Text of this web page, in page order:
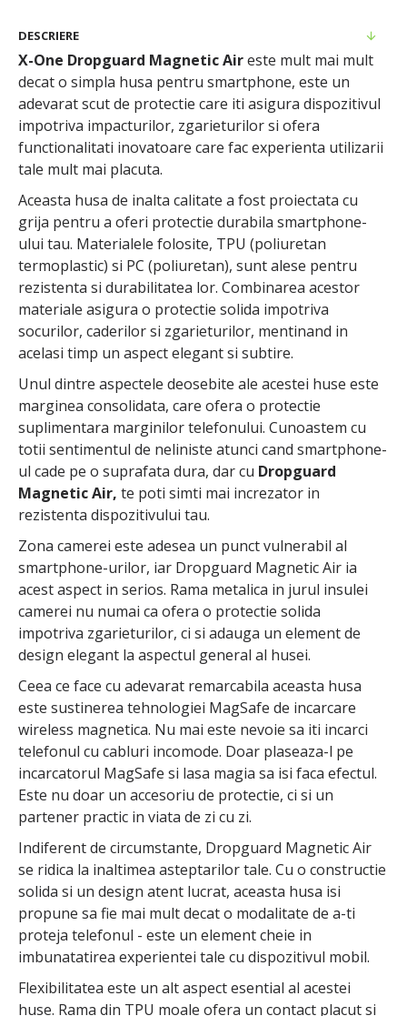
DESCRIERE
X-One Dropguard Magnetic Aireste mult mai mult
decat o simpla husa pentru smartphone, este un
adevarat scut de protectie care iti asigura dispozitivul
impotriva impacturilor, zgarieturilor si ofera
functionalitati inovatoare care fac experienta utilizarii
tale mult mai placuta.
Aceasta husa de inalta calitate a fost proiectata cu
grija pentru a oferi protectie durabila smartphone-
ului tau. Materialele folosite, TPU (poliuretan
termoplastic) si PC (poliuretan), sunt alese pentru
rezistenta si durabilitatea lor. Combinarea acestor
materiale asigura o protectie solida impotriva
socurilor, caderilor si zgarieturilor, mentinand in
acelasi timp un aspect elegant si subtire.
Unul dintre aspectele deosebite ale acestei huse este
marginea consolidata, care ofera o protectie
suplimentara marginilor telefonului. Cunoastem cu
totii sentimentul de neliniste atunci cand smartphone-
ul cade pe o suprafata dura, dar cu Dropguard
Magnetic Air, te poti simti mai increzator in
rezistenta dispozitivului tau.
Zona camerei este adesea un punct vulnerabil al
smartphone-urilor, iar Dropguard Magnetic Air ia
acest aspect in serios. Rama metalica in jurul insulei
camerei nu numai ca ofera o protectie solida
impotriva zgarieturilor, ci si adauga un element de
design elegant la aspectul general al husei.
Ceea ce face cu adevarat remarcabila aceasta husa
este sustinerea tehnologiei MagSafe de incarcare
wireless magnetica. Nu mai este nevoie sa iti incarci
telefonul cu cabluri incomode. Doar plaseaza-l pe
incarcatorul MagSafe si lasa magia sa isi faca efectul.
Este nu doar un accesoriu de protectie, ci si un
partener practic in viata de zi cu zi.
Indiferent de circumstante, Dropguard Magnetic Air
se ridica la inaltimea asteptarilor tale. Cu o constructie
solida si un design atent lucrat, aceasta husa isi
propune sa fie mai mult decat o modalitate de a-ti
proteja telefonul - este un element cheie in
imbunatatirea experientei tale cu dispozitivul mobil.
Flexibilitatea este un alt aspect esential al acestei
huse. Rama din TPU moale ofera un contact placut si